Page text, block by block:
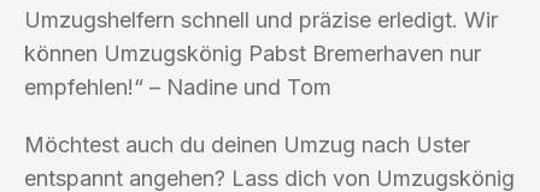
Umzugshelfern schnell und präzise erledigt. Wir
können Umzugskönig Pabst Bremerhaven nur
empfehlen!“ – Nadine und Tom
Möchtest auch du deinen Umzug nach Uster
entspannt angehen? Lass dich von Umzugskönig